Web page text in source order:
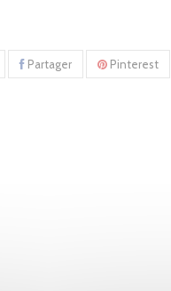
Partager Pinterest